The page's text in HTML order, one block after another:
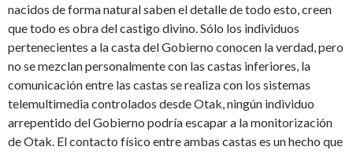
nacidos de forma natural saben el detalle de todo esto, creen
que todo es obra del castigo divino. Sólo los individuos
pertenecientes a la casta del Gobierno conocen la verdad, pero
no se mezclan personalmente con las castas inferiores, la
comunicación entre las castas se realiza con los sistemas
telemultimedia controlados desde Otak, ningún individuo
arrepentido del Gobierno podría escapar a la monitorización
de Otak. El contacto físico entre ambas castas es un hecho que